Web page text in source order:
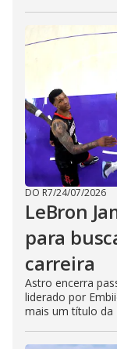
DO R7/24/07/2026
LeBron
para
carreira
Astro encerra
liderado por
mais um título da